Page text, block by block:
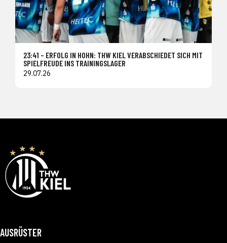
23:41 – ERFOLG IN HOHN: THW KIEL VERABSCHIEDET SICH MIT
SPIELFREUDE INS TRAININGSLAGER
29.07.26
AUSRÜSTER